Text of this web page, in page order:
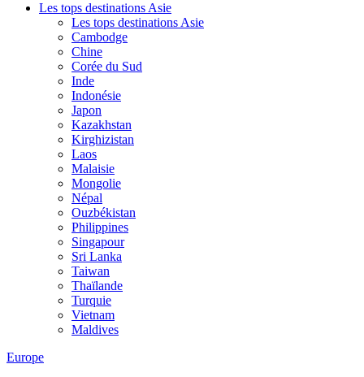
Les tops destinations Asie
Les tops destinations Asie
Cambodge
Chine
Corée du Sud
Inde
Indonésie
Japon
Kazakhstan
Kirghizistan
Laos
Malaisie
Mongolie
Népal
Ouzbékistan
Philippines
Singapour
Sri Lanka
Taiwan
Thaïlande
Turquie
Vietnam
Maldives
Europe